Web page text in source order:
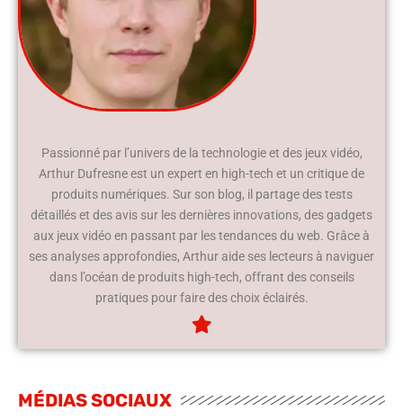
Passionné par l’univers de la technologie et des jeux vidéo,
Arthur Dufresne est un expert en high-tech et un critique de
produits numériques. Sur son blog, il partage des tests
détaillés et des avis sur les dernières innovations, des gadgets
aux jeux vidéo en passant par les tendances du web. Grâce à
ses analyses approfondies, Arthur aide ses lecteurs à naviguer
dans l’océan de produits high-tech, offrant des conseils
pratiques pour faire des choix éclairés.
MÉDIAS SOCIAUX